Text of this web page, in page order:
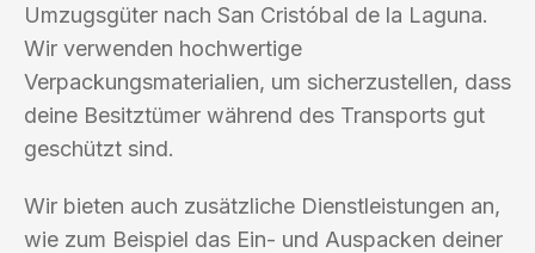
Umzugsgüter nach San Cristóbal de la Laguna.
Wir verwenden hochwertige
Verpackungsmaterialien, um sicherzustellen, dass
deine Besitztümer während des Transports gut
geschützt sind.
Wir bieten auch zusätzliche Dienstleistungen an,
wie zum Beispiel das Ein- und Auspacken deiner